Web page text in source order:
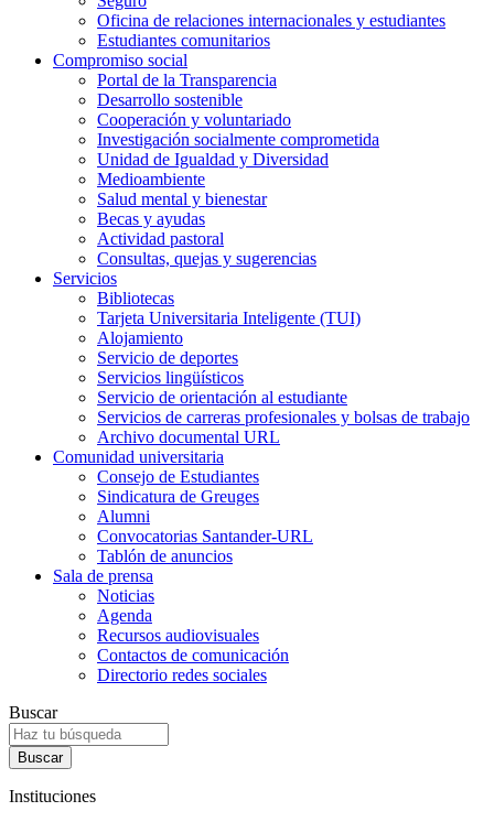
Oficina de relaciones internacionales y estudiantes
Estudiantes comunitarios
Compromiso social
Portal de la Transparencia
Desarrollo sostenible
Cooperación y voluntariado
Investigación socialmente comprometida
Unidad de Igualdad y Diversidad
Medioambiente
Salud mental y bienestar
Becas y ayudas
Actividad pastoral
Consultas, quejas y sugerencias
Servicios
Bibliotecas
Tarjeta Universitaria Inteligente (TUI)
Alojamiento
Servicio de deportes
Servicios lingüísticos
Servicio de orientación al estudiante
Servicios de carreras profesionales y bolsas de trabajo
Archivo documental URL
Comunidad universitaria
Consejo de Estudiantes
Sindicatura de Greuges
Alumni
Convocatorias Santander-URL
Tablón de anuncios
Sala de prensa
Noticias
Agenda
Recursos audiovisuales
Contactos de comunicación
Directorio redes sociales
Buscar
Instituciones